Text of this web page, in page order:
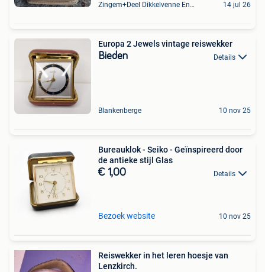
Zingem+Deel Dikkelvenne En Nederzwalm-Hermelgem 14 jul 26
Europa 2 Jewels vintage reiswekker
Bieden Details
Blankenberge 10 nov 25
Bureauklok - Seiko - Geïnspireerd door
de antieke stijl Glas
€ 1,00 Details
Bezoek website 10 nov 25
Reiswekker in het leren hoesje van
Lenzkirch.